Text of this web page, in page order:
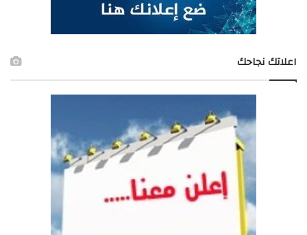
اعلاتك نجاحك